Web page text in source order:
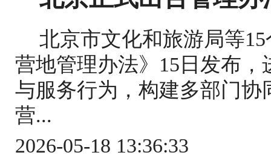
北京市文化和旅游局等
营地管理办法》15日发布
与服务行为，构建多部门
营...
2026-05-18 13:36:33